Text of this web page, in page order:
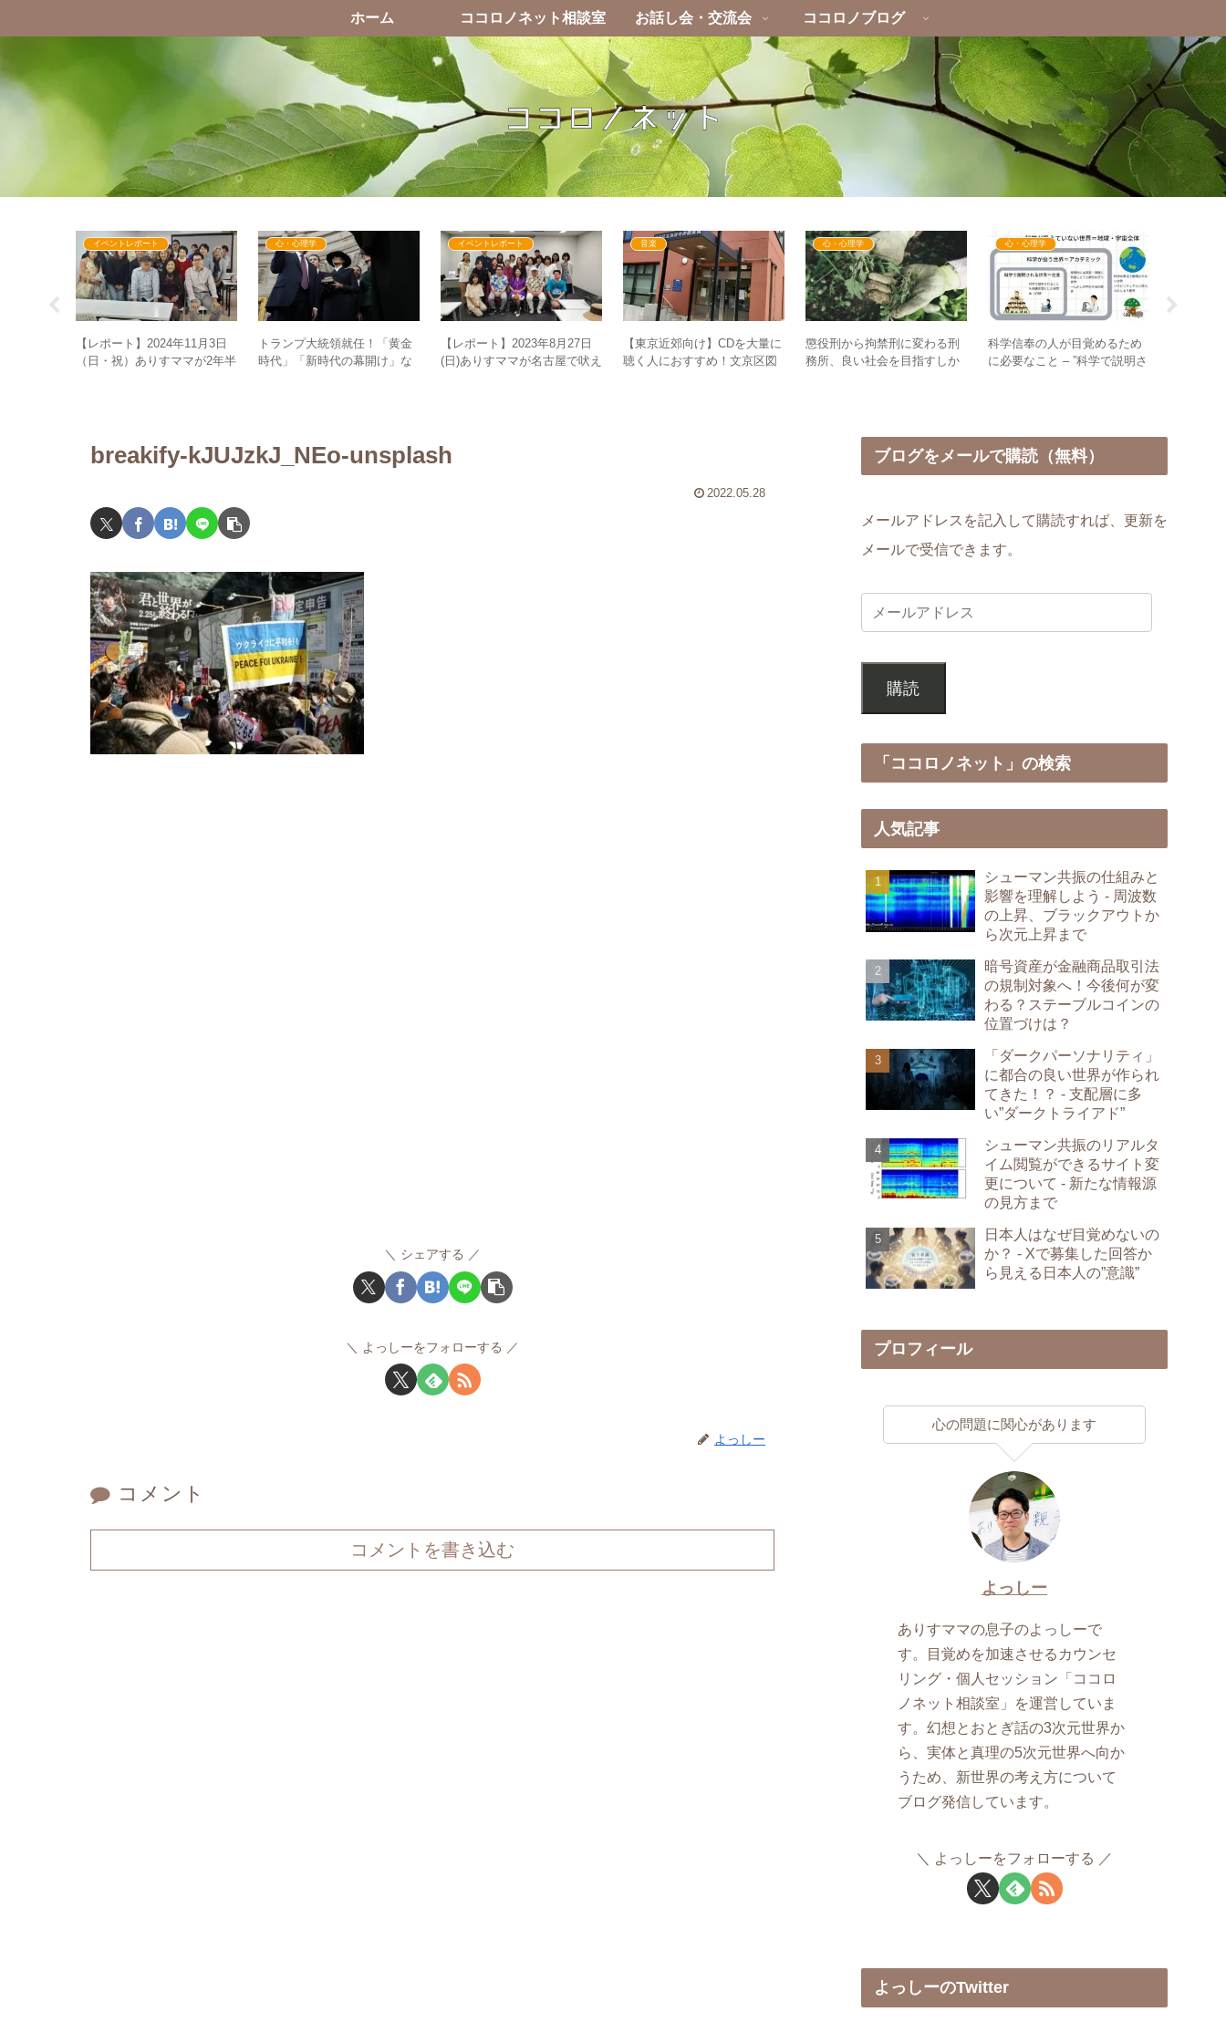
ホーム ココロノネット相談室 お話し会・交流会 ココロノブログ
イベントレポート
【レポート】2024年11月3日
（日・祝）ありすママが2年半
心・心理学
トランプ大統領就任！「黄金
時代」「新時代の幕開け」な
イベントレポート
【レポート】2023年8月27日
(日)ありすママが名古屋で吠え
音楽
【東京近郊向け】CDを大量に
聴く人におすすめ！文京区図
心・心理学
懲役刑から拘禁刑に変わる刑
務所、良い社会を目指すしか
心・心理学
科学信奉の人が目覚めるため
に必要なこと – ”科学で説明さ
breakify-kJUJzkJ_NEo-unsplash
2022.05.28
シェアする
よっしーをフォローする
よっしー
コメント
コメントを書き込む
ブログをメールで購読（無料）
メールアドレスを記入して購読すれば、更新を
メールで受信できます。
購読
「ココロノネット」の検索
人気記事
シューマン共振の仕組みと
影響を理解しよう - 周波数
の上昇、ブラックアウトか
ら次元上昇まで
暗号資産が金融商品取引法
の規制対象へ！今後何が変
わる？ステーブルコインの
位置づけは？
「ダークパーソナリティ」
に都合の良い世界が作られ
てきた！？ - 支配層に多
い”ダークトライアド”
シューマン共振のリアルタ
イム閲覧ができるサイト変
更について - 新たな情報源
の見方まで
日本人はなぜ目覚めないの
か？ - Xで募集した回答か
ら見える日本人の”意識”
プロフィール
心の問題に関心があります
よっしー
ありすママの息子のよっしーで
す。目覚めを加速させるカウンセ
リング・個人セッション「ココロ
ノネット相談室」を運営していま
す。幻想とおとぎ話の3次元世界か
ら、実体と真理の5次元世界へ向か
うため、新世界の考え方について
ブログ発信しています。
よっしーをフォローする
よっしーのTwitter